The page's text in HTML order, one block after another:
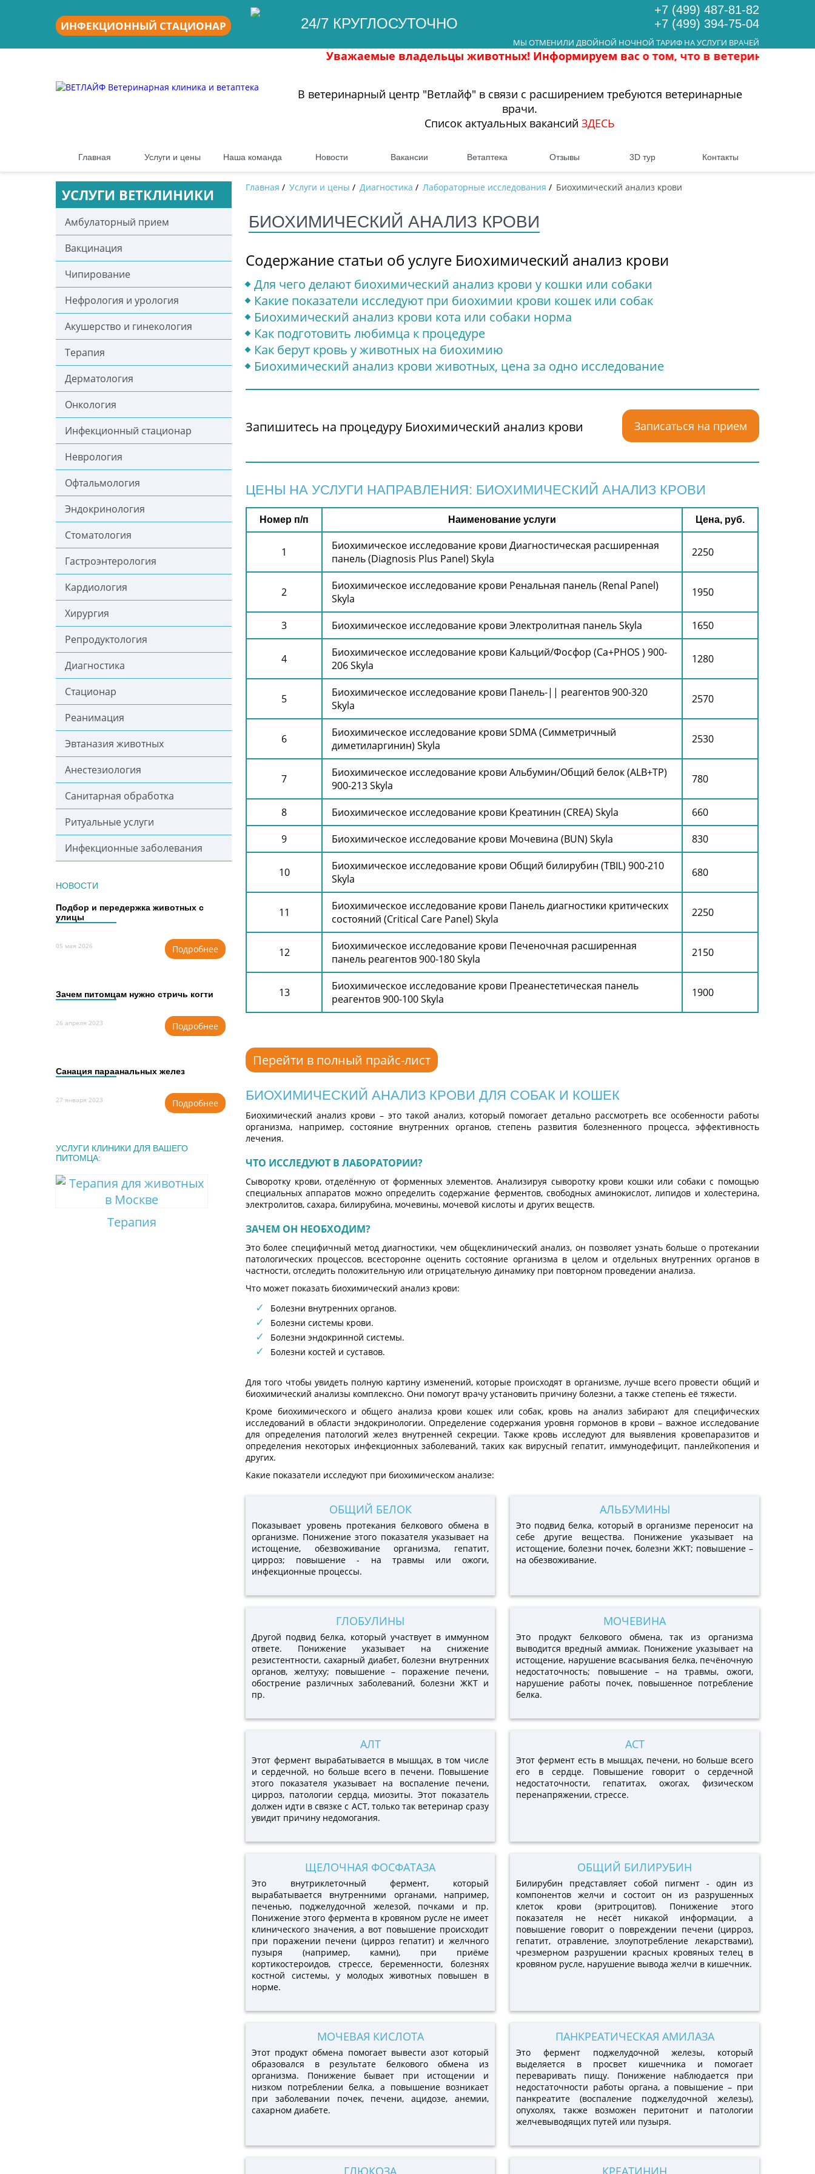
ИНФЕКЦИОННЫЙ СТАЦИОНАР 24/7 КРУГЛОСУТОЧНО
+7 (499) 487-81-82
+7 (499) 394-75-04
МЫ ОТМЕНИЛИ ДВОЙНОЙ НОЧНОЙ ТАРИФ НА УСЛУГИ ВРАЧЕЙ
Уважаемые владельцы животных! Информируем вас о том, что в ветеринарной клинике
В ветеринарный центр "Ветлайф" в связи с расширением требуются ветеринарные
врачи.
Список актуальных вакансий ЗДЕСЬ
Главная Услуги и цены Наша команда Новости Вакансии Ветаптека Отзывы 3D тур Контакты
УСЛУГИ ВЕТКЛИНИКИ
Амбулаторный прием
Вакцинация
Чипирование
Нефрология и урология
Акушерство и гинекология
Терапия
Дерматология
Онкология
Инфекционный стационар
Неврология
Офтальмология
Эндокринология
Стоматология
Гастроэнтерология
Кардиология
Хирургия
Репродуктология
Диагностика
Стационар
Реанимация
Эвтаназия животных
Анестезиология
Санитарная обработка
Ритуальные услуги
Инфекционные заболевания
НОВОСТИ
Подбор и передержка животных с
улицы
05 мая 2026 Подробнее
Зачем питомцам нужно стричь когти
26 апреля 2023 Подробнее
Cанация параанальных желез
27 января 2023 Подробнее
УСЛУГИ КЛИНИКИ ДЛЯ ВАШЕГО
ПИТОМЦА:
Терапия
Главная /Услуги и цены /Диагностика /Лабораторные исследования / Биохимический анализ крови
БИОХИМИЧЕСКИЙ АНАЛИЗ КРОВИ
Содержание статьи об услуге Биохимический анализ крови
Для чего делают биохимический анализ крови у кошки или собаки
Какие показатели исследуют при биохимии крови кошек или собак
Биохимический анализ крови кота или собаки норма
Как подготовить любимца к процедуре
Как берут кровь у животных на биохимию
Биохимический анализ крови животных, цена за одно исследование
Запишитесь на процедуру Биохимический анализ крови Записаться на прием
ЦЕНЫ НА УСЛУГИ НАПРАВЛЕНИЯ: БИОХИМИЧЕСКИЙ АНАЛИЗ КРОВИ
Номер п/п Наименование услуги Цена, руб.
Биохимическое исследование крови Диагностическая расширенная
панель (Diagnosis Plus Panel) Skyla
2250
Биохимическое исследование крови Ренальная панель (Renal Panel)
Skyla
1950
Биохимическое исследование крови Электролитная панель Skyla
1650
Биохимическое исследование крови Кальций/Фосфор (Ca+PHOS ) 900-
206 Skyla
1280
Биохимическое исследование крови Панель-|| реагентов 900-320
Skyla
2570
Биохимическое исследование крови SDMA (Симметричный
диметиларгинин) Skyla
2530
Биохимическое исследование крови Альбумин/Общий белок (ALB+TP)
900-213 Skyla
780
Биохимическое исследование крови Креатинин (CREA) Skyla
660
Биохимическое исследование крови Мочевина (BUN) Skyla
830
Биохимическое исследование крови Общий билирубин (TBIL) 900-210
Skyla
680
Биохимическое исследование крови Панель диагностики критических
состояний (Critical Care Panel) Skyla
2250
Биохимическое исследование крови Печеночная расширенная
панель реагентов 900-180 Skyla
2150
Биохимическое исследование крови Преанестетическая панель
реагентов 900-100 Skyla
1900
Перейти в полный прайс-лист
БИОХИМИЧЕСКИЙ АНАЛИЗ КРОВИ ДЛЯ СОБАК И КОШЕК
Биохимический анализ крови – это такой анализ, который помогает детально рассмотреть все особенности работы
организма, например, состояние внутренних органов, степень развития болезненного процесса, эффективность
лечения.
ЧТО ИССЛЕДУЮТ В ЛАБОРАТОРИИ?
Сыворотку крови, отделённую от форменных элементов. Анализируя сыворотку крови кошки или собаки с помощью
специальных аппаратов можно определить содержание ферментов, свободных аминокислот, липидов и холестерина,
электролитов, сахара, билирубина, мочевины, мочевой кислоты и других веществ.
ЗАЧЕМ ОН НЕОБХОДИМ?
Это более специфичный метод диагностики, чем общеклинический анализ, он позволяет узнать больше о протекании
патологических процессов, всесторонне оценить состояние организма в целом и отдельных внутренних органов в
частности, отследить положительную или отрицательную динамику при повторном проведении анализа.
Что может показать биохимический анализ крови:
Болезни внутренних органов.
Болезни системы крови.
Болезни эндокринной системы.
Болезни костей и суставов.
Для того чтобы увидеть полную картину изменений, которые происходят в организме, лучше всего провести общий и
биохимический анализы комплексно. Они помогут врачу установить причину болезни, а также степень её тяжести.
Кроме биохимического и общего анализа крови кошек или собак, кровь на анализ забирают для специфических
исследований в области эндокринологии. Определение содержания уровня гормонов в крови – важное исследование
для определения патологий желез внутренней секреции. Также кровь исследуют для выявления кровепаразитов и
определения некоторых инфекционных заболеваний, таких как вирусный гепатит, иммунодефицит, панлейкопения и
других.
Какие показатели исследуют при биохимическом анализе:
ОБЩИЙ БЕЛОК
Показывает уровень протекания белкового обмена в
организме. Понижение этого показателя указывает на
истощение, обезвоживание организма, гепатит,
цирроз; повышение - на травмы или ожоги,
инфекционные процессы.
АЛЬБУМИНЫ
Это подвид белка, который в организме переносит на
себе другие вещества. Понижение указывает на
истощение, болезни почек, болезни ЖКТ; повышение –
на обезвоживание.
ГЛОБУЛИНЫ
Другой подвид белка, который участвует в иммунном
ответе. Понижение указывает на снижение
резистентности, сахарный диабет, болезни внутренних
органов, желтуху; повышение – поражение печени,
обострение различных заболеваний, болезни ЖКТ и
пр.
МОЧЕВИНА
Это продукт белкового обмена, так из организма
выводится вредный аммиак. Понижение указывает на
истощение, нарушение всасывания белка, печёночную
недостаточность; повышение – на травмы, ожоги,
нарушение работы почек, повышенное потребление
белка.
АЛТ
Этот фермент вырабатывается в мышцах, в том числе
и сердечной, но больше всего в печени. Повышение
этого показателя указывает на воспаление печени,
цирроз, патологии сердца, миозиты. Этот показатель
должен идти в связке с АСТ, только так ветеринар сразу
увидит причину недомогания.
АСТ
Этот фермент есть в мышцах, печени, но больше всего
его в сердце. Повышение говорит о сердечной
недостаточности, гепатитах, ожогах, физическом
перенапряжении, стрессе.
ЩЕЛОЧНАЯ ФОСФАТАЗА
Это внутриклеточный фермент, который
вырабатывается внутренними органами, например,
печенью, поджелудочной железой, почками и пр.
Понижение этого фермента в кровяном русле не имеет
клинического значения, а вот повышение происходит
при поражении печени (цирроз гепатит) и желчного
пузыря (например, камни), при приёме
кортикостероидов, стрессе, беременности, болезнях
костной системы, у молодых животных повышен в
норме.
ОБЩИЙ БИЛИРУБИН
Билирубин представляет собой пигмент - один из
компонентов желчи и состоит он из разрушенных
клеток крови (эритроцитов). Понижение этого
показателя не несёт никакой информации, а
повышение говорит о повреждении печени (цирроз,
гепатит, отравление, злоупотребление лекарствами),
чрезмерном разрушении красных кровяных телец в
кровяном русле, нарушение вывода желчи в кишечник.
МОЧЕВАЯ КИСЛОТА
Этот продукт обмена помогает вывести азот который
образовался в результате белкового обмена из
организма. Понижение бывает при истощении и
низком потреблении белка, а повышение возникает
при заболевании почек, печени, ацидозе, анемии,
сахарном диабете.
ПАНКРЕАТИЧЕСКАЯ АМИЛАЗА
Это фермент поджелудочной железы, который
выделяется в просвет кишечника и помогает
переваривать пищу. Понижение наблюдается при
недостаточности работы органа, а повышение – при
панкреатите (воспаление поджелудочной железы),
опухолях, также возможен перитонит и патологии
желчевыводящих путей или пузыря.
ГЛЮКОЗА КРЕАТИНИН